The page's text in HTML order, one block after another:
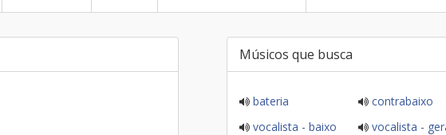
Músicos que busca
bateria contrabaixo
vocalista - baixo
vocalista -